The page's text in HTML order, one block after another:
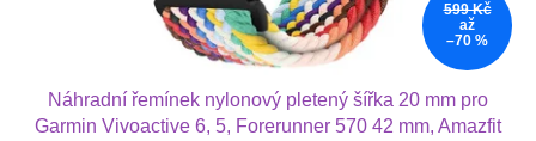
599 Kč
až
–70 %
Náhradní řemínek nylonový pletený šířka 20 mm pro
Garmin Vivoactive 6, 5, Forerunner 570 42 mm, Amazfit